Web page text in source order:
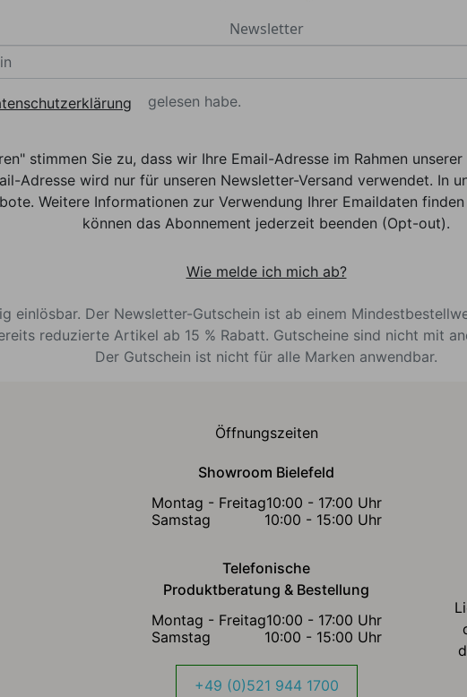
Newsletter
gelesen habe.
stimmen Sie zu, dass wir Ihre Email-Adresse im Rahmen
Adresse wird nur für unseren Newsletter-Versand verwendet. In
Weitere Informationen zur Verwendung Ihrer Emaildaten
können das Abonnement jederzeit beenden (Opt-out).
Wie melde ich mich ab?
einlösbar. Der Newsletter-Gutschein ist ab einem
reduzierte Artikel ab 15 % Rabatt. Gutscheine sind nicht mit
Der Gutschein ist nicht für alle Marken anwendbar.
Öffnungszeiten
Showroom Bielefeld
Montag - Freitag10:00 - 17:00 Uhr
Samstag
10:00 - 15:00 Uhr
Telefonische
Produktberatung & Bestellung
Montag - Freitag10:00 - 17:00 Uhr
Samstag
10:00 - 15:00 Uhr
+49 (0)521 944 1700